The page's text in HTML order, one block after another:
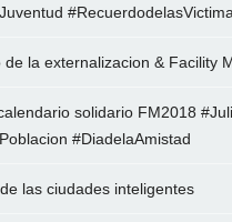
de la externalizacion & Facility
solidario FM2018
#DiadelaAmistad
las ciudades inteligentes